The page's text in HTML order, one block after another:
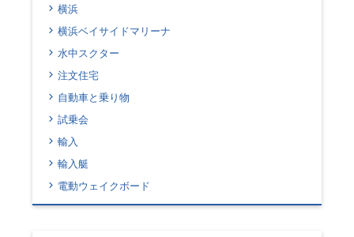
横浜
横浜ベイサイドマリーナ
水中スクター
注文住宅
自動車と乗り物
試乗会
輸入
輸入艇
電動ウェイクボード